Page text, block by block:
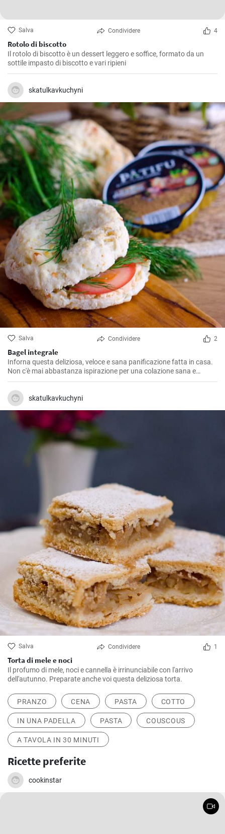
Salva Condividere 4
Rotolo di biscotto
Il rotolo di biscotto è un dessert leggero e soffice, formato da un
sottile impasto di biscotto e vari ripieni
skatulkavkuchyni
Salva Condividere 2
Bagel integrale
Inforna questa deliziosa, veloce e sana panificazione fatta in casa.
Non c'è mai abbastanza ispirazione per una colazione sana e
gustosa.
skatulkavkuchyni
Salva Condividere 1
Torta di mele e noci
Il profumo di mele, noci e cannella è irrinunciabile con l'arrivo
dell'autunno. Preparate anche voi questa deliziosa torta.
PRANZO CENA PASTA COTTO
IN UNA PADELLA PASTA COUSCOUS
A TAVOLA IN 30 MINUTI
Ricette preferite
cookinstar